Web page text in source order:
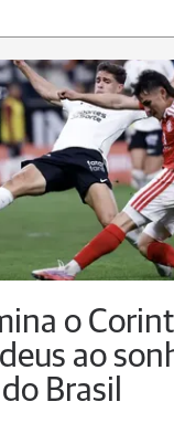
o
ao
Brasil